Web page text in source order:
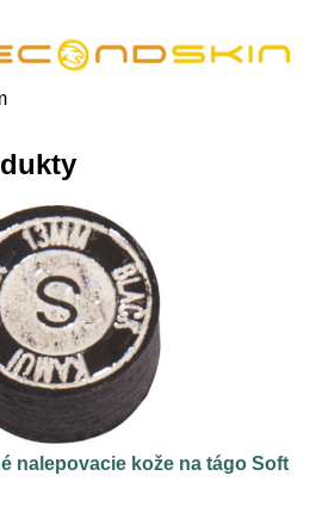
nalepovacie kože na tágo Soft